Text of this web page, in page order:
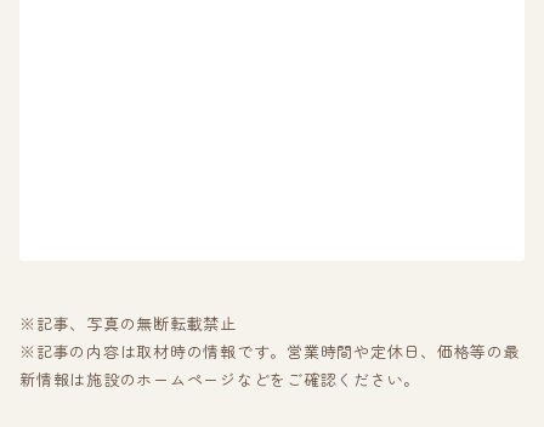
※記事、写真の無断転載禁止
※記事の内容は取材時の情報です。営業時間や定休日、価格等の最
新情報は施設のホームページなどをご確認ください。